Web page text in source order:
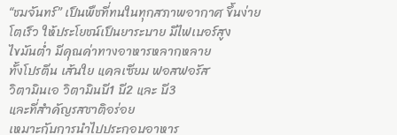
“ชมจันทร์” เป็นพืชที่ทนในทุกสภาพอากาศ ขึ้นง่าย
โตเร็ว ให้ประโยชน์เป็นยาระบาย มีไฟเบอร์สูง
ไขมันต่ำ มีคุณค่าทางอาหารหลากหลาย
ทั้งโปรตีน เส้นใย แคลเซียม ฟอสฟอรัส
วิตามินเอ วิตามินบี1 บี2 และ บี3
และที่สำคัญรสชาติอร่อย
เหมาะกับการนำไปประกอบอาหาร